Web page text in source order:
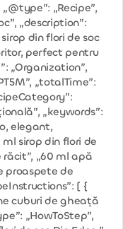
„Recipe”,
„description”:
din flori de soc
perfect pentru
„Organization”,
„totalTime”:
„keywords”:
elegant,
sirop din flori de
răcit”, „60 ml apă
proaspete de
[ {
cuburi de gheață
„HowToStep”,